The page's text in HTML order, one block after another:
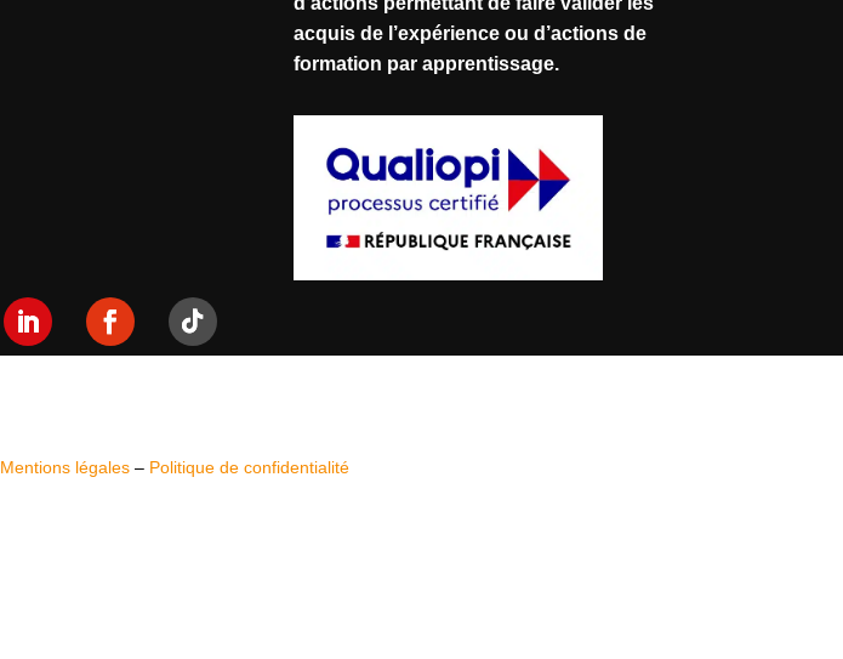
acquis de l’expérience ou d’actions de
formation par apprentissage.
Mentions légales – Politique de confidentialité